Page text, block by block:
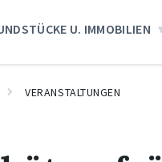
U. IMMOBILIEN
VERANSTALTUNGEN